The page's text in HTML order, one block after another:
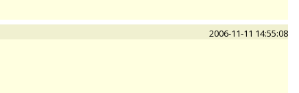
2006-11-11 14:55:08